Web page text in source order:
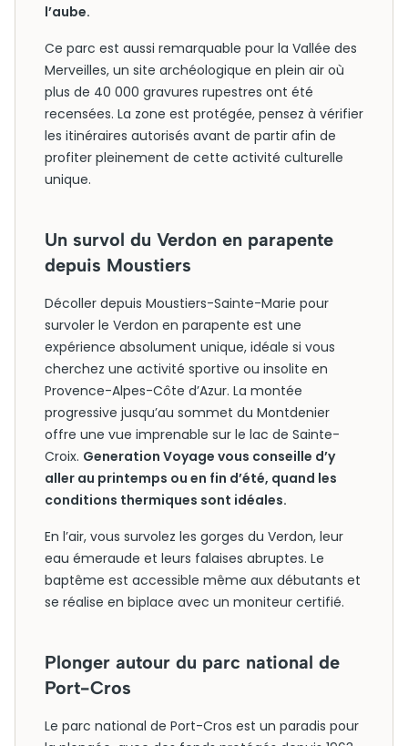
l’aube.
Ce parc est aussi remarquable pour la Vallée des
Merveilles, un site archéologique en plein air où
plus de 40 000 gravures rupestres ont été
recensées. La zone est protégée, pensez à vérifier
les itinéraires autorisés avant de partir afin de
profiter pleinement de cette activité culturelle
unique.
Un survol du Verdon en parapente
depuis Moustiers
Décoller depuis Moustiers-Sainte-Marie pour
survoler le Verdon en parapente est une
expérience absolument unique, idéale si vous
cherchez une activité sportive ou insolite en
Provence-Alpes-Côte d’Azur. La montée
progressive jusqu’au sommet du Montdenier
offre une vue imprenable sur le lac de Sainte-
Croix. Generation Voyage vous conseille d’y
aller au printemps ou en fin d’été, quand les
conditions thermiques sont idéales.
En l’air, vous survolez les gorges du Verdon, leur
eau émeraude et leurs falaises abruptes. Le
baptême est accessible même aux débutants et
se réalise en biplace avec un moniteur certifié.
Plonger autour du parc national de
Port-Cros
Le parc national de Port-Cros est un paradis pour